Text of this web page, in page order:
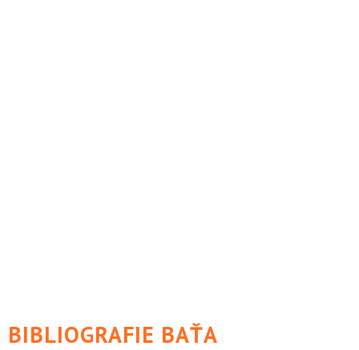
BIBLIOGRAFIE BAŤA